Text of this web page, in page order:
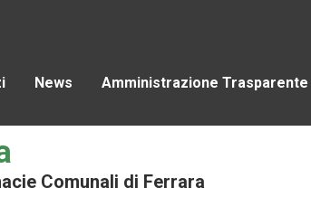
News Amministrazione Trasparente
Comunali di Ferrara